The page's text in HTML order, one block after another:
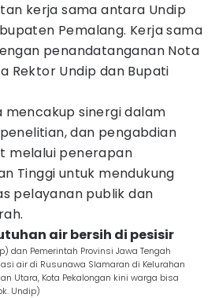
kerja sama antara Undip
Pemalang. Kerja sama
penandatanganan Nota
Rektor Undip dan Bupati
mencakup sinergi dalam
dan pengabdian
melalui penerapan
Tinggi untuk mendukung
pelayanan publik dan
air bersih di pesisir
dan Pemerintah Provinsi Jawa Tengah
air di Rusunawa Slamaran di Kelurahan
Utara, Kota Pekalongan kini warga bisa
Undip)